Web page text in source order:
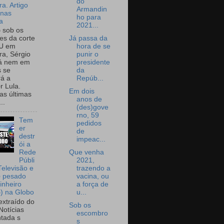
Artigo
sob os
da corte
em
Sérgio
nem em
se
a
Lula.
últimas
Tem
er
destr
ói a
Rede
Públi
e
pesado
na Globo
do
s
Armandin
ho para
2021...
Já passa da
hora de se
punir o
presidente
da
Repúb...
Em dois
anos de
(des)gove
rno, 59
pedidos
de
impeac...
Que venha
2021,
trazendo a
vacina, ou
a força de
u...
Sob os
escombro
s